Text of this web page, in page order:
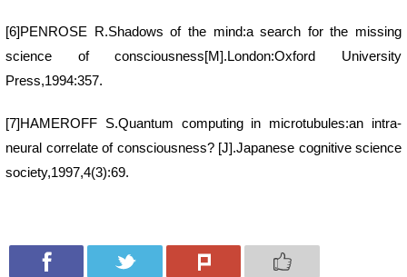
[6]PENROSE R.Shadows of the mind:a search for the missing
science of consciousness[M].London:Oxford University
Press,1994:357.
[7]HAMEROFF S.Quantum computing in microtubules:an intra-
neural correlate of consciousness? [J].Japanese cognitive science
society,1997,4(3):69.